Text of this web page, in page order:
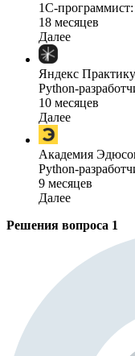
1C-
18 месяцев
Далее
Яндекс
Python-
10 месяцев
Далее
Академия
Python-
9 месяцев
Далее
Решения вопроса 1